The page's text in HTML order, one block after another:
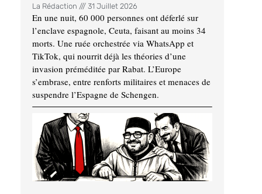
La Rédaction 31 Juillet 2026
En une nuit, 60 000 personnes ont déferlé sur
l’enclave espagnole, Ceuta, faisant au moins 34
morts. Une ruée orchestrée via WhatsApp et
TikTok, qui nourrit déjà les théories d’une
invasion préméditée par Rabat. L’Europe
s’embrase, entre renforts militaires et menaces de
suspendre l’Espagne de Schengen.